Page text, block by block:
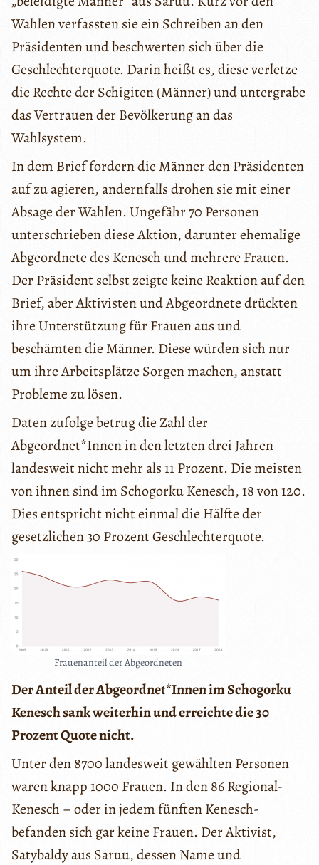
Wahlen verfassten sie ein Schreiben an den
Präsidenten und beschwerten sich über die
Geschlechterquote. Darin heißt es, diese verletze
die Rechte der Schigiten (Männer) und untergrabe
das Vertrauen der Bevölkerung an das
Wahlsystem.
In dem Brief fordern die Männer den Präsidenten
auf zu agieren, andernfalls drohen sie mit einer
Absage der Wahlen. Ungefähr 70 Personen
unterschrieben diese Aktion, darunter ehemalige
Abgeordnete des Kenesch und mehrere Frauen.
Der Präsident selbst zeigte keine Reaktion auf den
Brief, aber Aktivisten und Abgeordnete drückten
ihre Unterstützung für Frauen aus und
beschämten die Männer. Diese würden sich nur
um ihre Arbeitsplätze Sorgen machen, anstatt
Probleme zu lösen.
Daten zufolge betrug die Zahl der
Abgeordnet*Innen in den letzten drei Jahren
landesweit nicht mehr als 11 Prozent. Die meisten
von ihnen sind im Schogorku Kenesch, 18 von 120.
Dies entspricht nicht einmal die Hälfte der
gesetzlichen 30 Prozent Geschlechterquote.
Frauenanteil der Abgeordneten
Der Anteil der Abgeordnet*Innen im Schogorku
Kenesch sank weiterhin und erreichte die 30
Prozent Quote nicht.
Unter den 8700 landesweit gewählten Personen
waren knapp 1000 Frauen. In den 86 Regional-
Kenesch – oder in jedem fünften Kenesch-
befanden sich gar keine Frauen. Der Aktivist,
Satybaldy aus Saruu, dessen Name und